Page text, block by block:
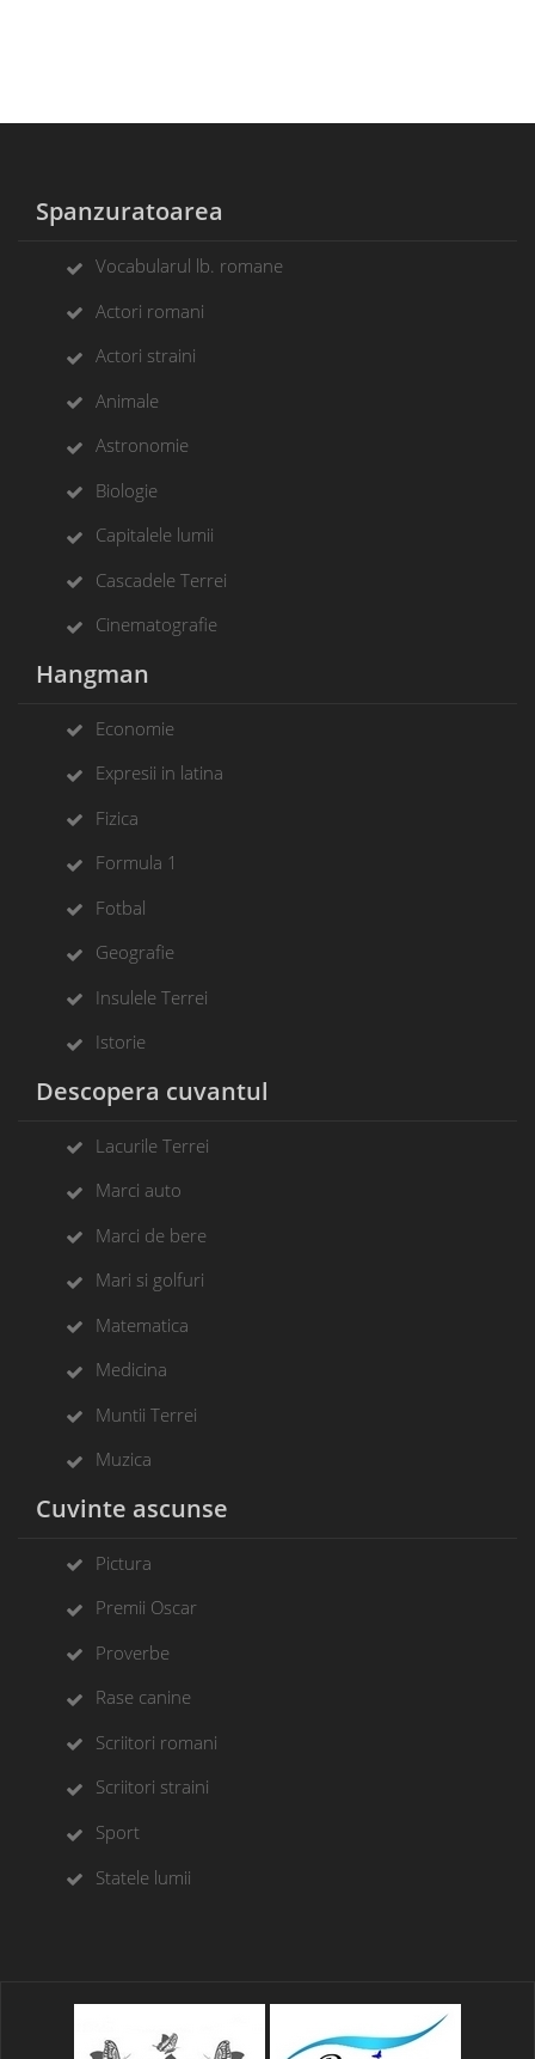
Spanzuratoarea
Vocabularul lb. romane
Actori romani
Actori straini
Animale
Astronomie
Biologie
Capitalele lumii
Cascadele Terrei
Cinematografie
Hangman
Economie
Expresii in latina
Fizica
Formula 1
Fotbal
Geografie
Insulele Terrei
Istorie
Descopera cuvantul
Lacurile Terrei
Marci auto
Marci de bere
Mari si golfuri
Matematica
Medicina
Muntii Terrei
Muzica
Cuvinte ascunse
Pictura
Premii Oscar
Proverbe
Rase canine
Scriitori romani
Scriitori straini
Sport
Statele lumii